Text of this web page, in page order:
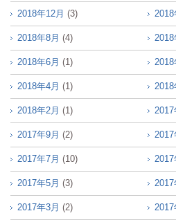
2018年12月 (3) 2018
2018年8月 (4) 2018
2018年6月 (1) 2018
2018年4月 (1) 2018
2018年2月 (1) 2017
2017年9月 (2) 2017
2017年7月 (10) 2017
2017年5月 (3) 2017
2017年3月 (2) 2017